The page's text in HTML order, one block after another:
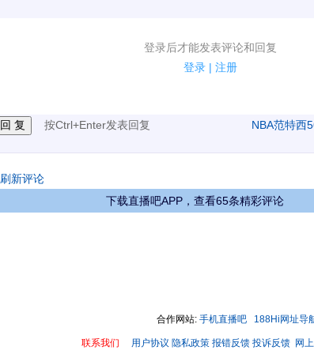
登录后才能发表评论和回复
登录 | 注册
1.电脑端新用户可以发表评论了！
按Ctrl+Enter发表回复 NBA范特西
刷新评论
下载直播吧APP，查看65条精彩评论
合作网站: 手机直播吧 188Hi网址导
联系我们 用户协议 隐私政策 报错反馈 投诉反馈 网